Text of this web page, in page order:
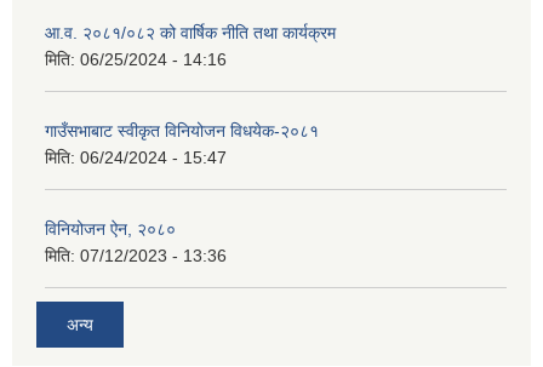
आ.व. २०८१/०८२ को वार्षिक नीति तथा कार्यक्रम
मिति: 06/25/2024 - 14:16
गाउँसभाबाट स्वीकृत विनियोजन विधयेक-२०८१
मिति: 06/24/2024 - 15:47
विनियोजन ऐन, २०८०
मिति: 07/12/2023 - 13:36
अन्य